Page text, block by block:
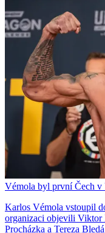
Vémola byl první Čech v
Karlos Vémola vstoupil
organizaci objevili Viktor
Procházka a Tereza